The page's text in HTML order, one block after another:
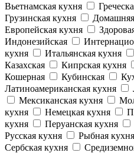
Вьетнамская кухня
Грузинская кухня
Европейская кухня
Индонезийская
кухня
Итальянская кухня
Казахская
Кипрская кухня
Кошерная
Кубинская
Латиноамериканская кухня
Мексиканская кухня
кухня
Немецкая кухня
кухня
Перуанская кухня
Русская кухня
Рыбная кухня
Сербская кухня